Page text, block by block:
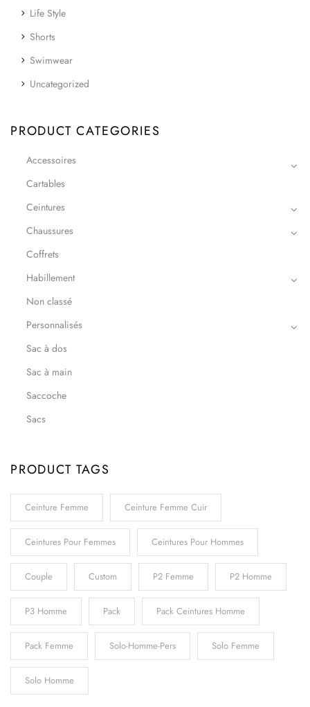
Life Style
Shorts
Swimwear
Uncategorized
PRODUCT CATEGORIES
Accessoires
Cartables
Ceintures
Chaussures
Coffrets
Habillement
Non classé
Personnalisés
Sac à dos
Sac à main
Saccoche
Sacs
PRODUCT TAGS
Ceinture Femme Ceinture Femme Cuir
Ceintures Pour Femmes Ceintures Pour Hommes
Couple Custom P2 Femme P2 Homme
P3 Homme Pack Pack Ceintures Homme
Pack Femme Solo-Homme-Pers Solo Femme
Solo Homme